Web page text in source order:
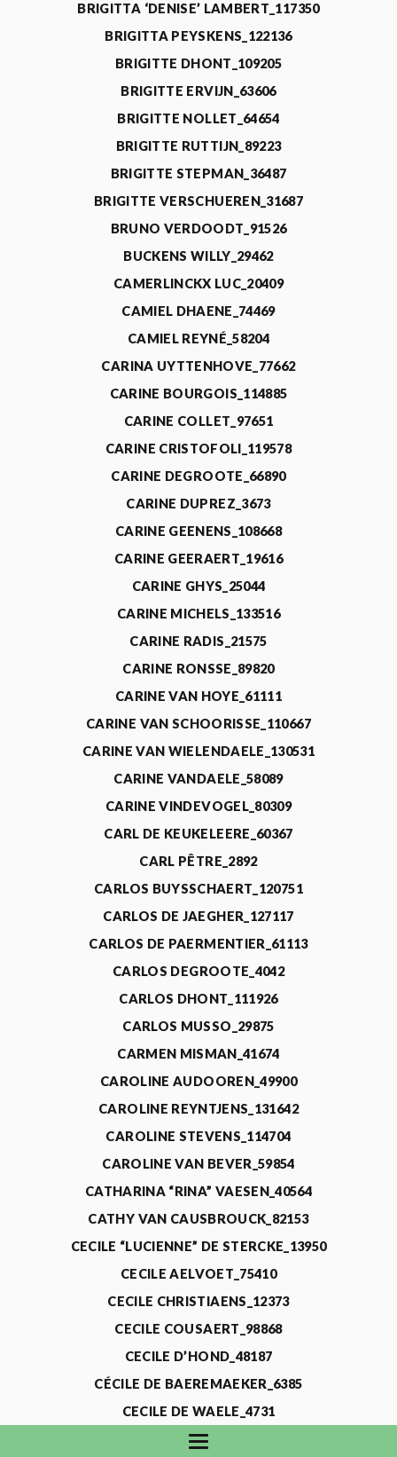
BRIGITTA ‘DENISE’ LAMBERT_117350
BRIGITTA PEYSKENS_122136
BRIGITTE DHONT_109205
BRIGITTE ERVIJN_63606
BRIGITTE NOLLET_64654
BRIGITTE RUTTIJN_89223
BRIGITTE STEPMAN_36487
BRIGITTE VERSCHUEREN_31687
BRUNO VERDOODT_91526
BUCKENS WILLY_29462
CAMERLINCKX LUC_20409
CAMIEL DHAENE_74469
CAMIEL REYNÉ_58204
CARINA UYTTENHOVE_77662
CARINE BOURGOIS_114885
CARINE COLLET_97651
CARINE CRISTOFOLI_119578
CARINE DEGROOTE_66890
CARINE DUPREZ_3673
CARINE GEENENS_108668
CARINE GEERAERT_19616
CARINE GHYS_25044
CARINE MICHELS_133516
CARINE RADIS_21575
CARINE RONSSE_89820
CARINE VAN HOYE_61111
CARINE VAN SCHOORISSE_110667
CARINE VAN WIELENDAELE_130531
CARINE VANDAELE_58089
CARINE VINDEVOGEL_80309
CARL DE KEUKELEERE_60367
CARL PÊTRE_2892
CARLOS BUYSSCHAERT_120751
CARLOS DE JAEGHER_127117
CARLOS DE PAERMENTIER_61113
CARLOS DEGROOTE_4042
CARLOS DHONT_111926
CARLOS MUSSO_29875
CARMEN MISMAN_41674
CAROLINE AUDOOREN_49900
CAROLINE REYNTJENS_131642
CAROLINE STEVENS_114704
CAROLINE VAN BEVER_59854
CATHARINA “RINA” VAESEN_40564
CATHY VAN CAUSBROUCK_82153
CECILE “LUCIENNE” DE STERCKE_13950
CECILE AELVOET_75410
CECILE CHRISTIAENS_12373
CECILE COUSAERT_98868
CECILE D’HOND_48187
CÉCILE DE BAEREMAEKER_6385
CECILE DE WAELE_4731
CECILE DEVOS_115318